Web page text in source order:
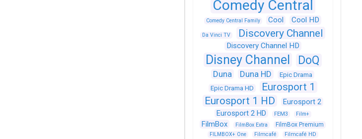
Comedy Central
Comedy Central Family Cool Cool HD
Da Vinci TV Discovery Channel
Discovery Channel HD
Disney Channel DoQ
Duna Duna HD
Epic Drama
Epic Drama HD
Eurosport 1
Eurosport 1 HD
Eurosport 2
Eurosport 2 HD
FEM3 Film+
FilmBox FilmBox Extra FilmBox Premium
FILMBOX+ One Filmcafé Filmcafé HD